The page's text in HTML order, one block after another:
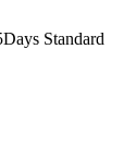
Standard